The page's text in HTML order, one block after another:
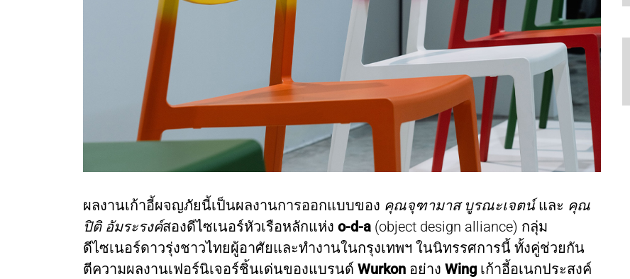
ผลงานเก้าอี้ผจญภัยนี้เป็นผลงานการออกแบบของ คุณจุฑามาส บูรณะเจตน์และ คุณ
ปิติ อัมระรงค์สองดีไซเนอร์หัวเรือหลักแห่ง o-d-a (object design alliance) กลุ่ม
ดีไซเนอร์ดาวรุ่งชาวไทยผู้อาศัยและทำงานในกรุงเทพฯ ในนิทรรศการนี้ ทั้งคู่ช่วยกัน
ตีความผลงานเฟอร์นิเจอร์ชิ้นเด่นของแบรนด์ Wurkon อย่าง Wing เก้าอี้อเนกประสงค์